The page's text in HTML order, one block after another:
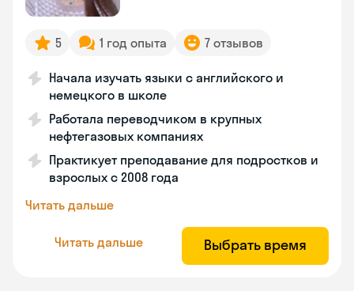
5 1 год опыта 7 отзывов
Начала изучать языки с английского и
немецкого в школе
Работала переводчиком в крупных
нефтегазовых компаниях
Практикует преподавание для подростков и
взрослых с 2008 года
Читать дальше
Читать дальше Выбрать время